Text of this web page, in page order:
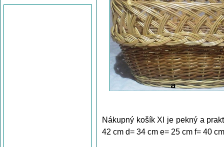
Nákupný košík XI je pekný a
42 cm d= 34 cm e= 25 cm f= 40